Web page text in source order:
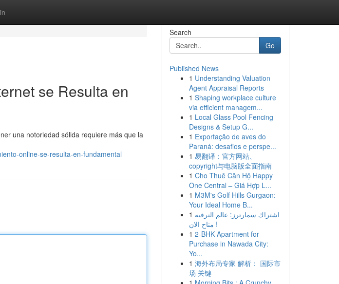
se Resulta en
una notoriedad sólida requiere más que la
online-se-resulta-en-fundamental
Search
Go
Published News
1 Understanding Valuation
Agent Appraisal Reports
1 Shaping workplace culture
via efficient managem...
1 Local Glass Pool Fencing
Designs & Setup G...
1 Exportação de aves do
Paraná: desafios e perspe...
1 易翻译：官方网站、
copyright与电脑版全面指南
1 Cho Thuê Căn Hộ Happy
One Central – Giá Hợp L...
1 M3M's Golf Hills Gurgaon:
Your Ideal Home B...
1 اشتراك سمارترز: عالم الترفيه
متاح الان !
1 2-BHK Apartment for
Purchase in Nawada City:
Yo...
1 海外布局专家 解析： 国际市
场 关键